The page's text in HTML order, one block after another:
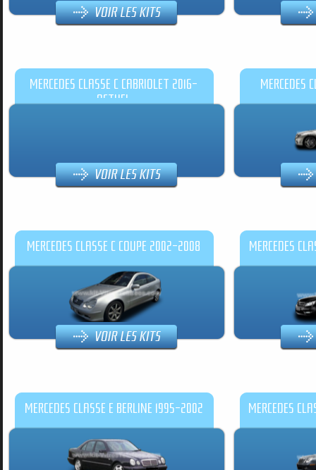
MERCEDES CLASSE C CABRIOLET 2016-
ACTUEL
MERCEDES
MERCEDES CLASSE C COUPE 2002-2008 MERCEDES
MERCEDES CLASSE E BERLINE 1995-2002 MERCEDES